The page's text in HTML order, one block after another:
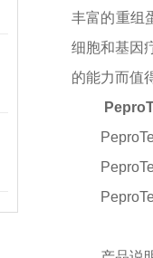
丰富的重组
细胞和基因
的能力而值